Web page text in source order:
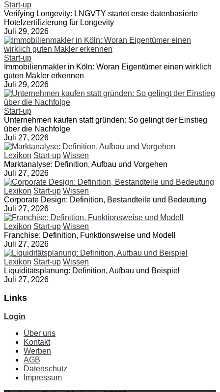
Start-up
Verifying Longevity: LNGVTY startet erste datenbasierte
Hotelzertifizierung für Longevity
Juli 29, 2026
Start-up
Immobilienmakler in Köln: Woran Eigentümer einen wirklich
guten Makler erkennen
Juli 29, 2026
Start-up
Unternehmen kaufen statt gründen: So gelingt der Einstieg
über die Nachfolge
Juli 27, 2026
Lexikon Start-up Wissen
Marktanalyse: Definition, Aufbau und Vorgehen
Juli 27, 2026
Lexikon Start-up Wissen
Corporate Design: Definition, Bestandteile und Bedeutung
Juli 27, 2026
Lexikon Start-up Wissen
Franchise: Definition, Funktionsweise und Modell
Juli 27, 2026
Lexikon Start-up Wissen
Liquiditätsplanung: Definition, Aufbau und Beispiel
Juli 27, 2026
Links
Login
Über uns
Kontakt
Werben
AGB
Datenschutz
Impressum